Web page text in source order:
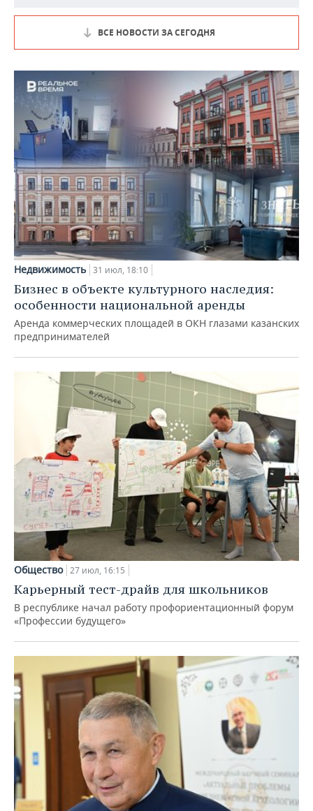
ВСЕ НОВОСТИ ЗА СЕГОДНЯ
Недвижимость 31 июл, 18:10
Бизнес в объекте культурного наследия:
особенности национальной аренды
Аренда коммерческих площадей в ОКН глазами казанских
предпринимателей
Общество 27 июл, 16:15
Карьерный тест-драйв для школьников
В республике начал работу профориентационный форум
«Профессии будущего»